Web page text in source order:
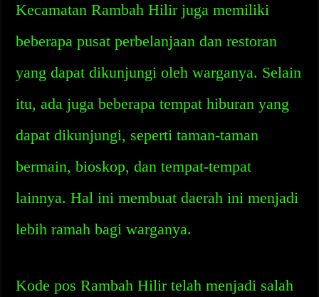
Kecamatan Rambah Hilir juga memiliki
beberapa pusat perbelanjaan dan restoran
yang dapat dikunjungi oleh warganya. Selain
itu, ada juga beberapa tempat hiburan yang
dapat dikunjungi, seperti taman-taman
bermain, bioskop, dan tempat-tempat
lainnya. Hal ini membuat daerah ini menjadi
lebih ramah bagi warganya.
Kode pos Rambah Hilir telah menjadi salah